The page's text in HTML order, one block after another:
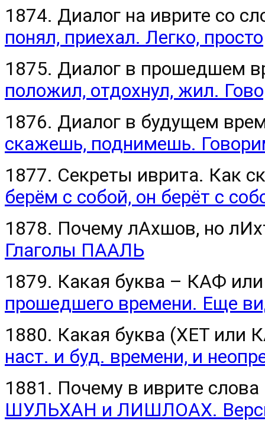
1874. Диалог на иврите со
понял, приехал. Легко, просто
1875. Диалог в прошедшем
положил, отдохнул, жил.
1876. Диалог в будущем
скажешь, поднимешь.
1877. Секреты иврита. Как
берём с собой, он берёт с
1878. Почему лАхшов, но
Глаголы ПААЛЬ
1879. Какая буква – КАФ
прошедшего времени. Еще
1880. Какая буква (ХЕТ или
наст. и буд. времени, и
1881. Почему в иврите слова
ШУЛЬХАН и ЛИШЛОАХ.